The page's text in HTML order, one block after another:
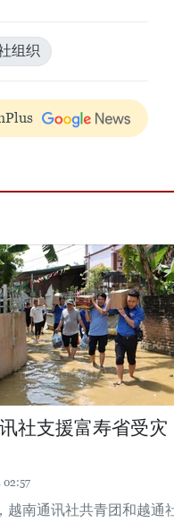
组织
社支援富寿省受灾
越南通讯社共青团和越通